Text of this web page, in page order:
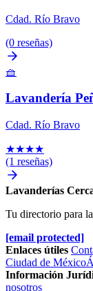
Cdad. Río Bravo
(0 reseñas)
🧺
Lavandería
Cdad. Río Bravo
★★★★
(1 reseñas)
Lavanderías
Tu directorio para
[email protected]
Enlaces útiles
Ciudad de México
Información
nosotros